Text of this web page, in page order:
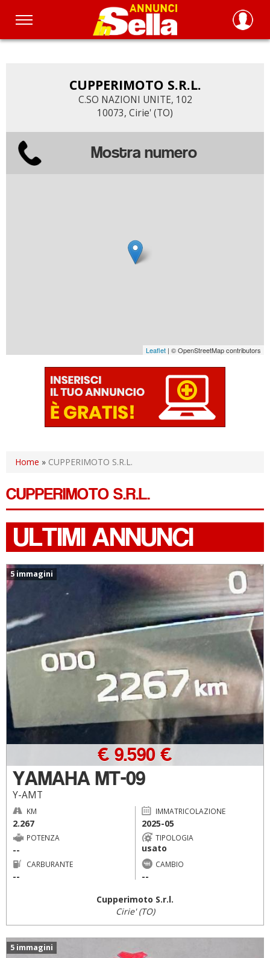
Salta
CUPPERIMOTO S.R.L.
C.SO NAZIONI UNITE, 102
10073, Cirie' (TO)
Mostra numero
Leaflet | © OpenStreetMap contributors
Home » CUPPERIMOTO S.R.L.
CUPPERIMOTO S.R.L.
ULTIMI ANNUNCI
5 immagini
YAMAHA MT-09
Y-AMT
€ 9.590 €
KM
2.267
IMMATRICOLAZIONE
2025-05
POTENZA
--
TIPOLOGIA
usato
CARBURANTE
--
CAMBIO
--
Cupperimoto S.r.l.
Cirie' (TO)
5 immagini